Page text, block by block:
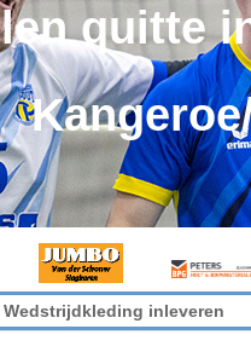
quitte
inleveren